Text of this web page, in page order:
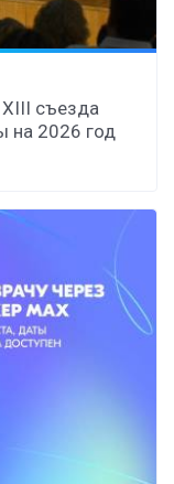
съезда
на 2026 год